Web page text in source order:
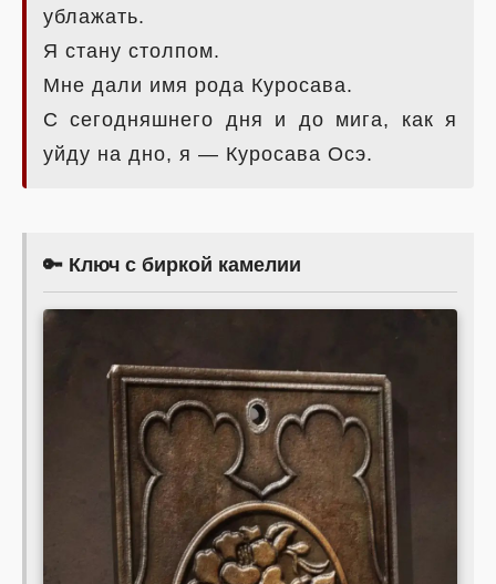
ублажать.
Я стану столпом.
Мне дали имя рода Куросава.
С сегодняшнего дня и до мига, как я
уйду на дно, я — Куросава Осэ.
🔑 Ключ с биркой камелии